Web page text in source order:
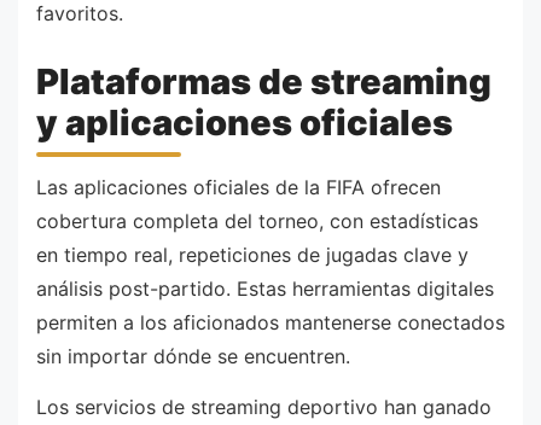
favoritos.
Plataformas de streaming
y aplicaciones oficiales
Las aplicaciones oficiales de la FIFA ofrecen
cobertura completa del torneo, con estadísticas
en tiempo real, repeticiones de jugadas clave y
análisis post-partido. Estas herramientas digitales
permiten a los aficionados mantenerse conectados
sin importar dónde se encuentren.
Los servicios de streaming deportivo han ganado